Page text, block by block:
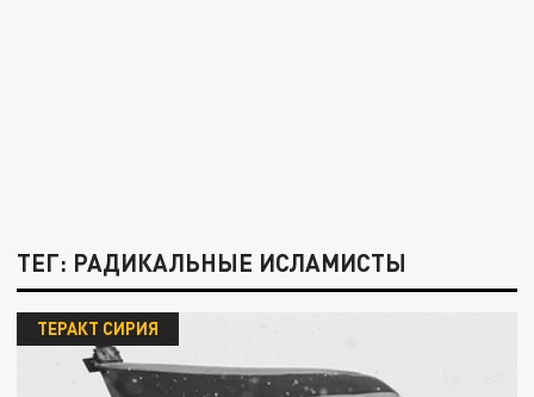
ТЕГ: РАДИКАЛЬНЫЕ ИСЛАМИСТЫ
ТЕРАКТ СИРИЯ